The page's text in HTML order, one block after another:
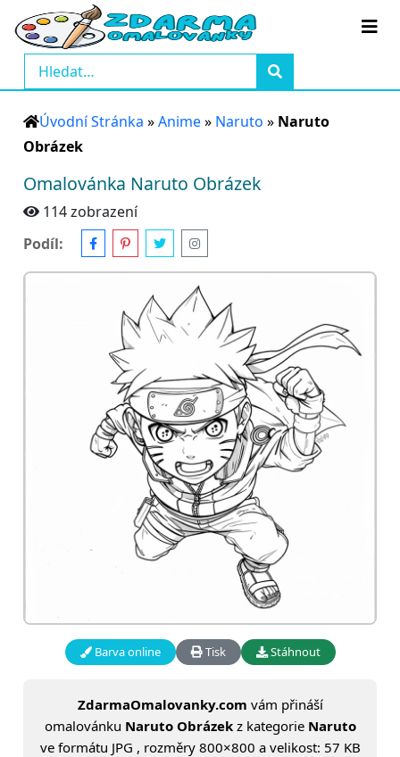
Úvodní Stránka »Anime» Naruto » Naruto
Obrázek
Omalovánka Naruto Obrázek
114 zobrazení
Podíl:
Barva online Tisk Stáhnout
ZdarmaOmalovanky.com vám přináší
omalovánku Naruto Obrázekz kategorie Naruto
ve formátu JPG , rozměry 800×800 a velikost: 57 KB